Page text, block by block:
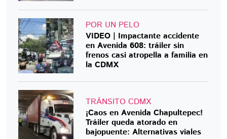
POR UN PELO
VIDEO | Impactante accidente
en Avenida 608: tráiler sin
frenos casi atropella a familia en
la CDMX
TRÁNSITO CDMX
¡Caos en Avenida Chapultepec!
Tráiler queda atorado en
bajopuente: Alternativas viales